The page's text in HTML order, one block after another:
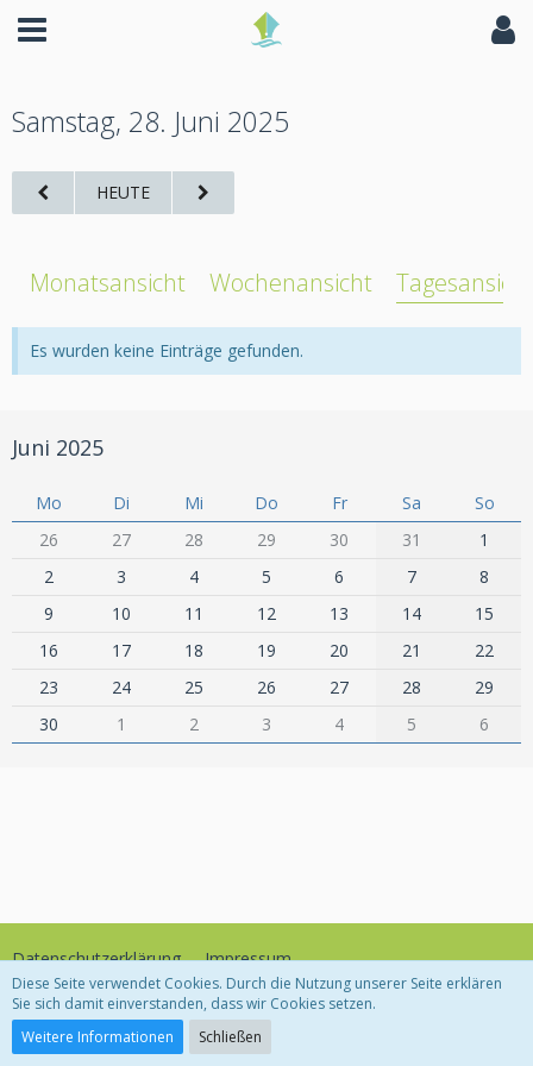
Samstag, 28. Juni 2025
HEUTE
Monatsansicht Wochenansicht Tagesansicht
Es wurden keine Einträge gefunden.
Juni 2025
Mo Di Mi Do Fr Sa
So
26
27 28 29 30 31
1
2
3 4 5 6 7
8
9
10 11 12 13 14
15
16
17 18 19 20 21
22
23
24 25 26 27 28
29
30
1 2 3 4 5 6
Datenschutzerklärung Impressum
Community-Software:
Diese Seite verwendet Cookies. Durch die Nutzung unserer Seite erklären
Sie sich damit einverstanden, dass wir Cookies setzen.
Weitere Informationen
Schließen